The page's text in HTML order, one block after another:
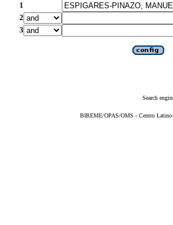
1
2
3
Search
BIREME/OPAS/OMS - Centro Latino-